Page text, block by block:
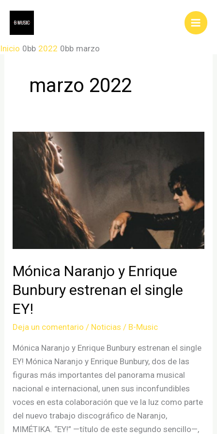
contenido
Inicio
2022 marzo
marzo 2022
Mónica Naranjo y Enrique
Bunbury estrenan el single
EY!
Deja un comentario / Noticias / B-Music
Mónica Naranjo y Enrique Bunbury estrenan el single
EY! Mónica Naranjo y Enrique Bunbury, dos de las
figuras más importantes del panorama musical
nacional e internacional, unen sus inconfundibles
voces en esta colaboración que ve la luz como parte
del nuevo trabajo discográfico de Naranjo,
MIMÉTIKA. “EY!” —título de este segundo sencillo—,